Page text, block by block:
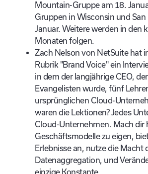
Mountain-Gruppe am 18.
Gruppen in Wisconsin und San
Januar. Weitere werden in den
Monaten folgen.
Zach Nelson von NetSuite hat
Rubrik "Brand Voice" ein
in dem der langjährige CEO,
Evangelisten wurde, fünf
ursprünglichen Cloud-
waren die Lektionen? Jedes
Cloud-Unternehmen. Mach dir
Geschäftsmodelle zu eigen,
Erlebnisse an, nutze die Macht
Datenaggregation, und
einzige Konstante.